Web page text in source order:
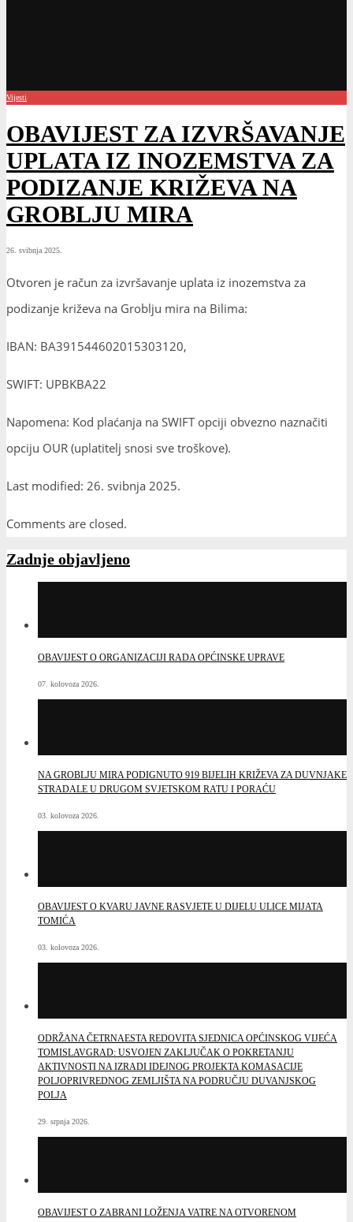
Vijesti
OBAVIJEST ZA IZVRŠAVANJE
UPLATA IZ INOZEMSTVA ZA
PODIZANJE KRIŽEVA NA
GROBLJU MIRA
26. svibnja 2025.
Otvoren je račun za izvršavanje uplata iz inozemstva za
podizanje križeva na Groblju mira na Bilima:
IBAN: BA391544602015303120,
SWIFT: UPBKBA22
Napomena: Kod plaćanja na SWIFT opciji obvezno naznačiti
opciju OUR (uplatitelj snosi sve troškove).
Last modified: 26. svibnja 2025.
Comments are closed.
Zadnje objavljeno
OBAVIJEST O ORGANIZACIJI RADA OPĆINSKE UPRAVE
07. kolovoza 2026.
NA GROBLJU MIRA PODIGNUTO 919 BIJELIH KRIŽEVA ZA DUVNJAKE
STRADALE U DRUGOM SVJETSKOM RATU I PORAĆU
03. kolovoza 2026.
OBAVIJEST O KVARU JAVNE RASVJETE U DIJELU ULICE MIJATA
TOMIĆA
03. kolovoza 2026.
ODRŽANA ČETRNAESTA REDOVITA SJEDNICA OPĆINSKOG VIJEĆA
TOMISLAVGRAD: USVOJEN ZAKLJUČAK O POKRETANJU
AKTIVNOSTI NA IZRADI IDEJNOG PROJEKTA KOMASACIJE
POLJOPRIVREDNOG ZEMLJIŠTA NA PODRUČJU DUVANJSKOG
POLJA
29. srpnja 2026.
OBAVIJEST O ZABRANI LOŽENJA VATRE NA OTVORENOM